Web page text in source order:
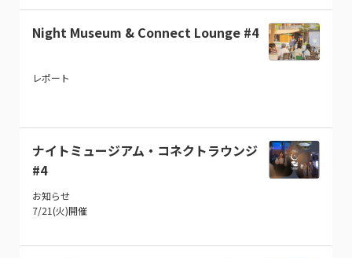
Night Museum & Connect Lounge #4
レポート
ナイトミュージアム・コネクトラウンジ
#4
お知らせ
7/21(火)開催